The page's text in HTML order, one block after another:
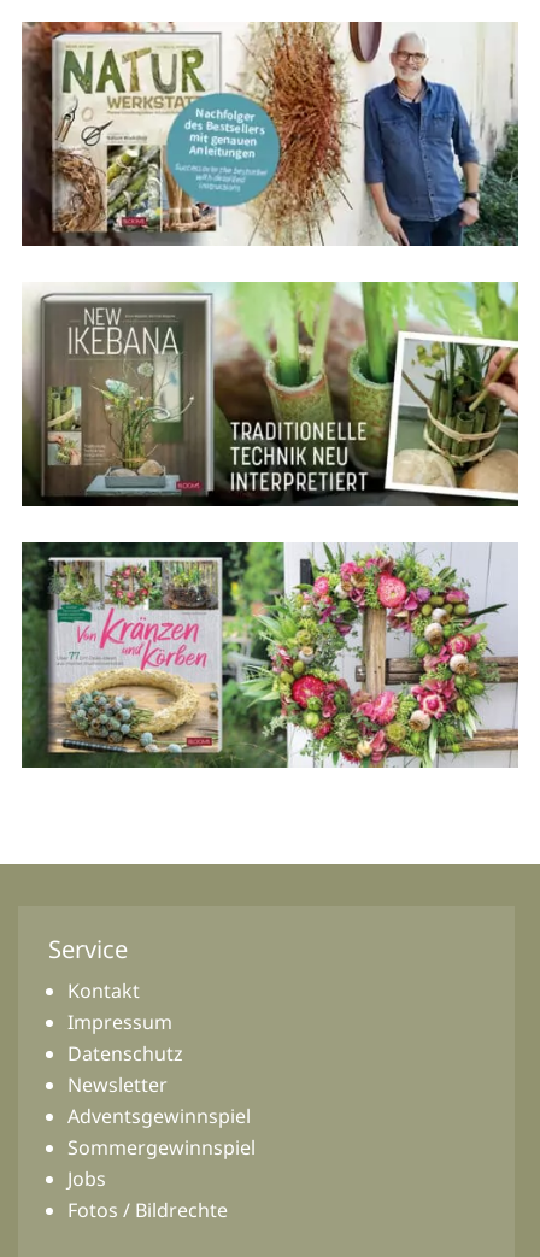
Service
Kontakt
Impressum
Datenschutz
Newsletter
Adventsgewinnspiel
Sommergewinnspiel
Jobs
Fotos / Bildrechte